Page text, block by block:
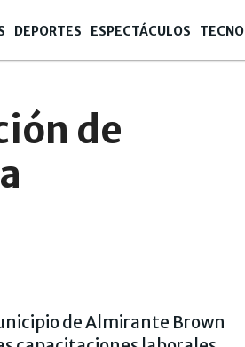
DEPORTES ESPECTÁCULOS TECNO
de
de Almirante Brown